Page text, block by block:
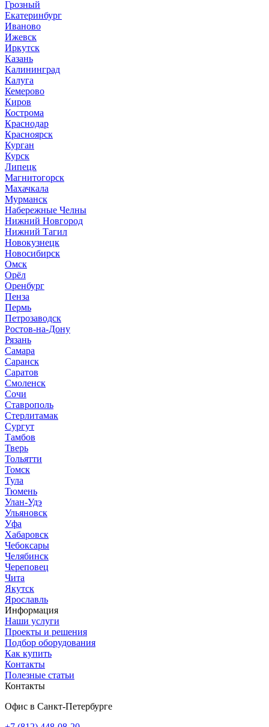
Грозный
Екатеринбург
Иваново
Ижевск
Иркутск
Казань
Калининград
Калуга
Кемерово
Киров
Кострома
Краснодар
Красноярск
Курган
Курск
Липецк
Магнитогорск
Махачкала
Мурманск
Набережные Челны
Нижний Новгород
Нижний Тагил
Новокузнецк
Новосибирск
Омск
Орёл
Оренбург
Пенза
Пермь
Петрозаводск
Ростов-на-Дону
Рязань
Самара
Саранск
Саратов
Смоленск
Сочи
Ставрополь
Стерлитамак
Сургут
Тамбов
Тверь
Тольятти
Томск
Тула
Тюмень
Улан-Удэ
Ульяновск
Уфа
Хабаровск
Чебоксары
Челябинск
Череповец
Чита
Якутск
Ярославль
Информация
Наши услуги
Проекты и решения
Подбор оборудования
Как купить
Контакты
Полезные статьи
Контакты
Офис в Санкт-Петербурге